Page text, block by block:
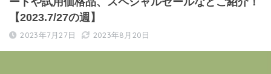
【2023.7/27の週】
2023年7月27日 2023年8月20日